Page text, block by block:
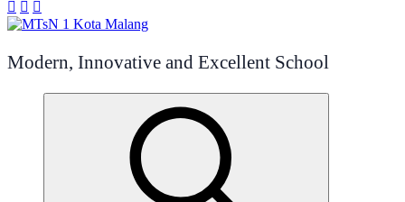
Modern, Innovative and Excellent School